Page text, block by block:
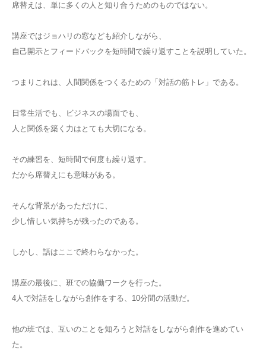
席替えは、単に多くの人と知り合うためのものではない。
講座ではジョハリの窓なども紹介しながら、
自己開示とフィードバックを短時間で繰り返すことを説明していた。
つまりこれは、人間関係をつくるための「対話の筋トレ」である。
日常生活でも、ビジネスの場面でも、
人と関係を築く力はとても大切になる。
その練習を、短時間で何度も繰り返す。
だから席替えにも意味がある。
そんな背景があっただけに、
少し惜しい気持ちが残ったのである。
しかし、話はここで終わらなかった。
講座の最後に、班での協働ワークを行った。
4人で対話をしながら創作をする、10分間の活動だ。
他の班では、互いのことを知ろうと対話をしながら創作を進めてい
た。